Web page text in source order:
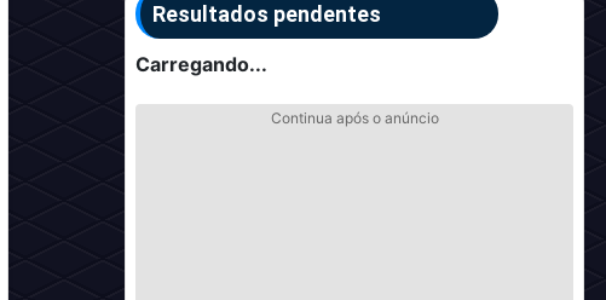
Resultados pendentes
Carregando...